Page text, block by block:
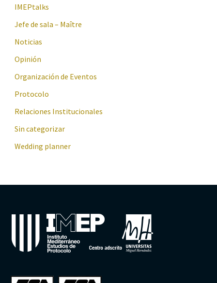
IMEPtalks
Jefe de sala – Maître
Noticias
Opinión
Organización de Eventos
Protocolo
Relaciones Institucionales
Sin categorizar
Wedding planner